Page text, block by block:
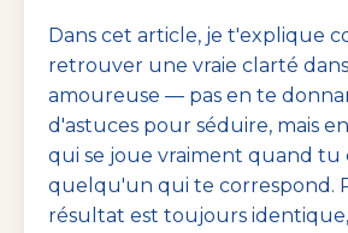
Dans cet article, je t'explique
retrouver une vraie clarté
amoureuse — pas en te
d'astuces pour séduire, mais
qui se joue vraiment quand tu
quelqu'un qui te correspond.
résultat est toujours